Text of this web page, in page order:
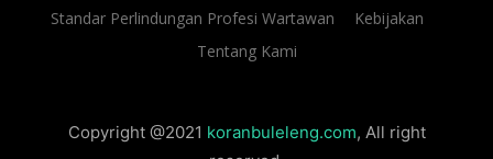
Standar Perlindungan Profesi Wartawan
Kebijakan
Tentang Kami
Copyright @2021 koranbuleleng.com, All right